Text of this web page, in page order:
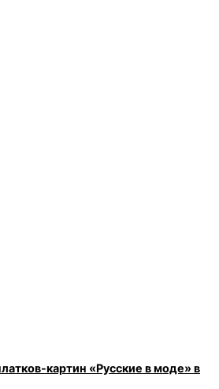
картин «Русские в моде» в